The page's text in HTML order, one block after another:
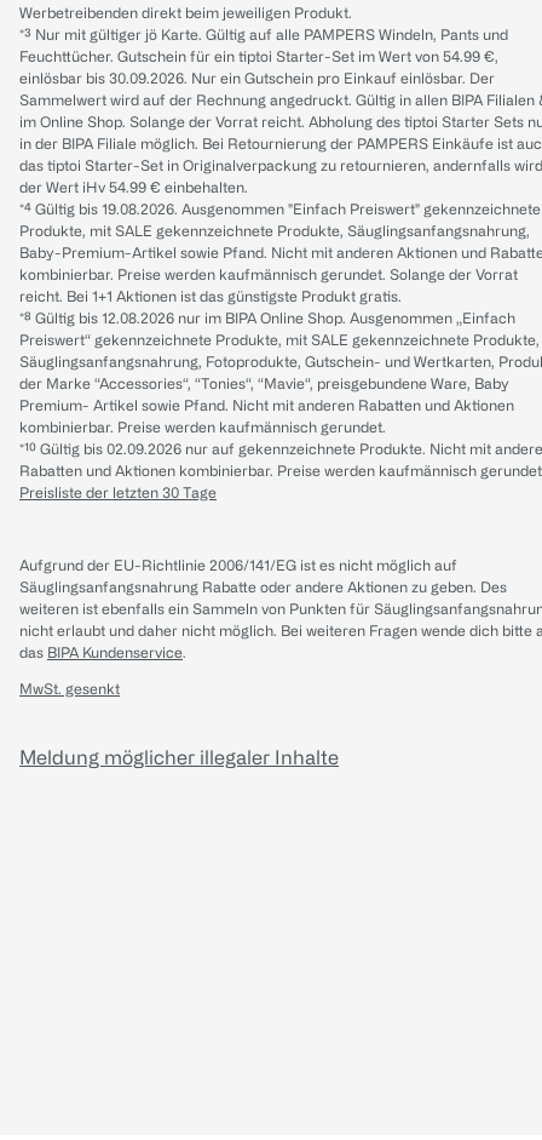
Werbetreibenden direkt beim jeweiligen Produkt.
*³ Nur mit gültiger jö Karte. Gültig auf alle PAMPERS Windeln, Pants und
Feuchttücher. Gutschein für ein tiptoi Starter-Set im Wert von 54.99 €,
einlösbar bis 30.09.2026. Nur ein Gutschein pro Einkauf einlösbar. Der
Sammelwert wird auf der Rechnung angedruckt. Gültig in allen BIPA Filialen
im Online Shop. Solange der Vorrat reicht. Abholung des tiptoi Starter Sets
in der BIPA Filiale möglich. Bei Retournierung der PAMPERS Einkäufe ist
das tiptoi Starter-Set in Originalverpackung zu retournieren, andernfalls wird
der Wert iHv 54.99 € einbehalten.
*⁴ Gültig bis 19.08.2026. Ausgenommen "Einfach Preiswert" gekennzeichnete
Produkte, mit SALE gekennzeichnete Produkte, Säuglingsanfangsnahrung,
Baby-Premium-Artikel sowie Pfand. Nicht mit anderen Aktionen und
kombinierbar. Preise werden kaufmännisch gerundet. Solange der Vorrat
reicht. Bei 1+1 Aktionen ist das günstigste Produkt gratis.
*⁸ Gültig bis 12.08.2026 nur im BIPA Online Shop. Ausgenommen „Einfach
Preiswert“ gekennzeichnete Produkte, mit SALE gekennzeichnete Produkte,
Säuglingsanfangsnahrung, Fotoprodukte, Gutschein- und Wertkarten,
der Marke “Accessories“, “Tonies“, “Mavie“, preisgebundene Ware, Baby
Premium- Artikel sowie Pfand. Nicht mit anderen Rabatten und Aktionen
kombinierbar. Preise werden kaufmännisch gerundet.
*¹⁰ Gültig bis 02.09.2026 nur auf gekennzeichnete Produkte. Nicht mit
Rabatten und Aktionen kombinierbar. Preise werden kaufmännisch
Preisliste der letzten 30 Tage
Aufgrund der EU-Richtlinie 2006/141/EG ist es nicht möglich auf
Säuglingsanfangsnahrung Rabatte oder andere Aktionen zu geben. Des
weiteren ist ebenfalls ein Sammeln von Punkten für
nicht erlaubt und daher nicht möglich. Bei weiteren Fragen wende dich bitte
das BIPA Kundenservice.
MwSt. gesenkt
Meldung möglicher illegaler Inhalte